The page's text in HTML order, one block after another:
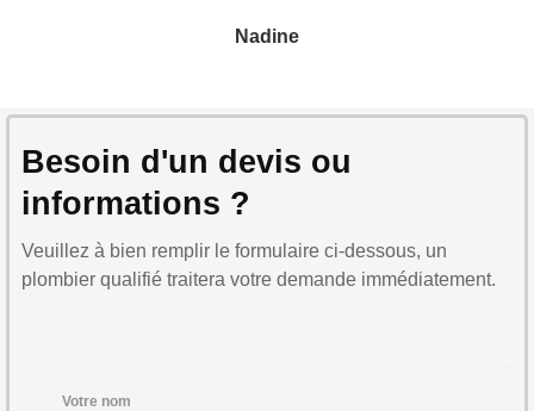
Nadine
Besoin d'un devis ou
informations ?
Veuillez à bien remplir le formulaire ci-dessous, un
plombier qualifié traitera votre demande immédiatement.
Votre nom